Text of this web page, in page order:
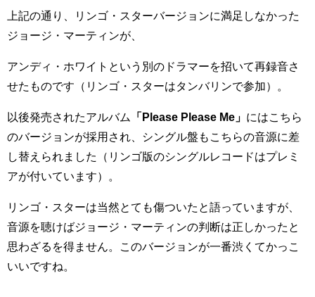
上記の通り、リンゴ・スターバージョンに満足しなかった
ジョージ・マーティンが、
アンディ・ホワイトという別のドラマーを招いて再録音さ
せたものです（リンゴ・スターはタンバリンで参加）。
以後発売されたアルバム 「Please Please Me」 にはこちら
のバージョンが採用され、シングル盤もこちらの音源に差
し替えられました（リンゴ版のシングルレコードはプレミ
アが付いています）。
リンゴ・スターは当然とても傷ついたと語っていますが、
音源を聴けばジョージ・マーティンの判断は正しかったと
思わざるを得ません。このバージョンが一番渋くてかっこ
いいですね。